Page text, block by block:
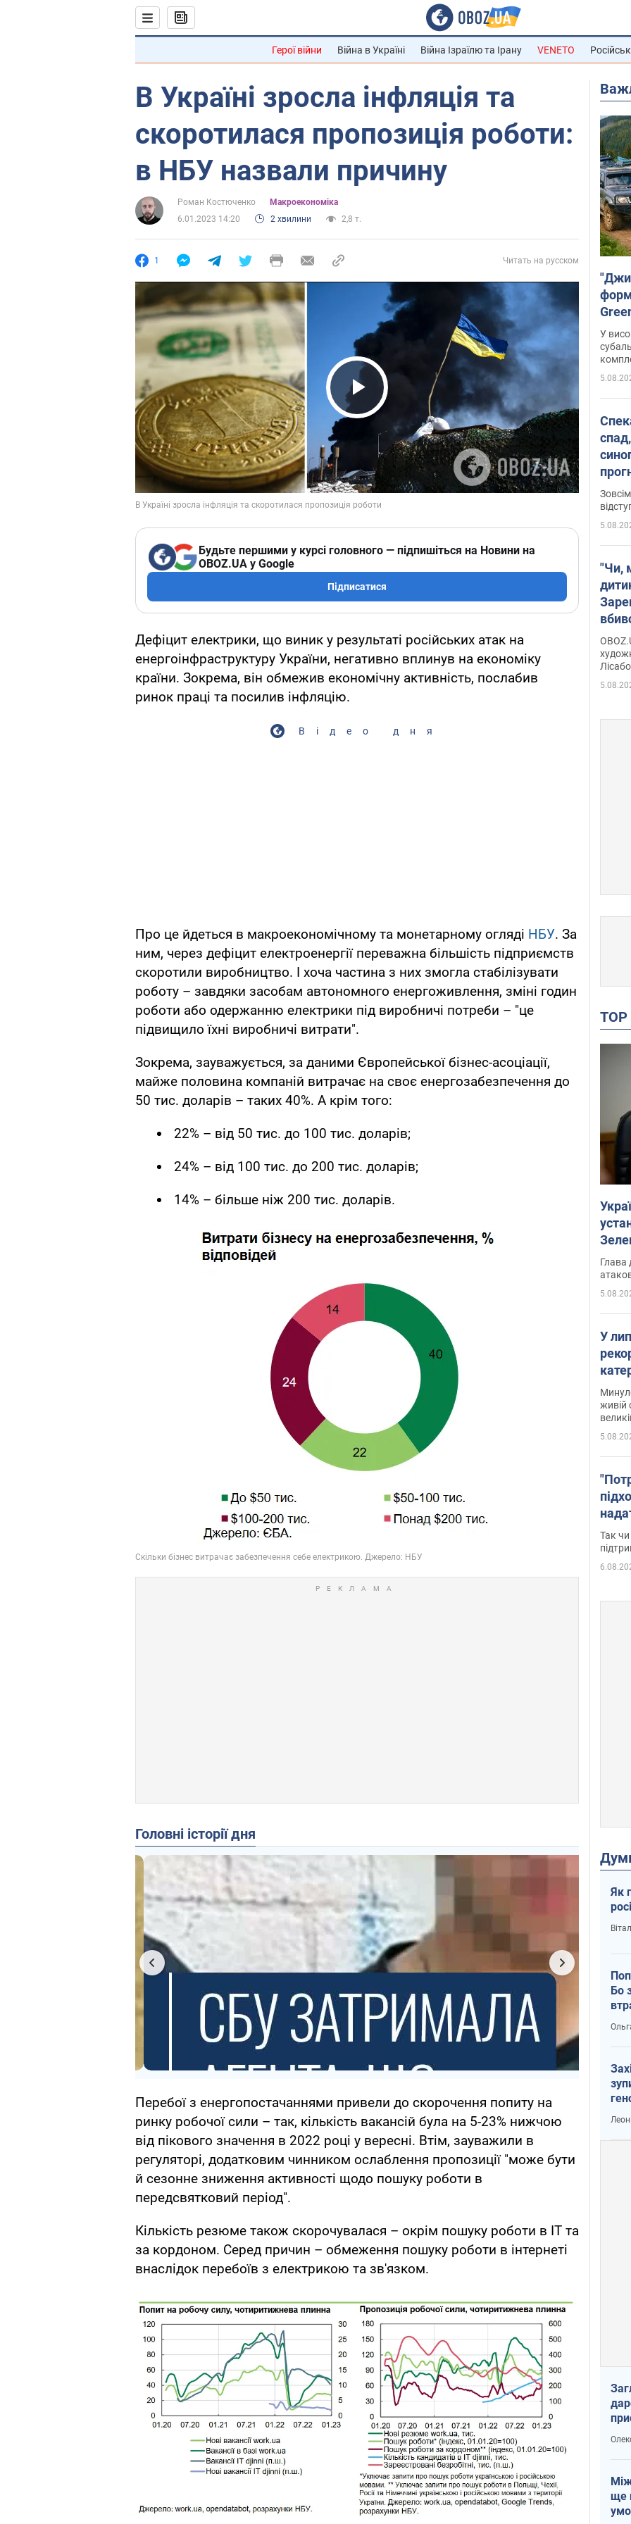
Герої війни Війна в Україні Війна Ізраїлю та Ірану VENETO
В Україні зросла інфляція та
скоротилася пропозиція роботи:
в НБУ назвали причину
Роман Костюченко
Mакроекономіка
6.01.2023 14:20
2 хвилини 2,8 т.
1 Читать на русском
Play Video
Будьте першими у курсі головного — підпишіться на Новини на
OBOZ.UA у Google
Підписатися
Дефіцит електрики, що виник у результаті російських атак на
енергоінфраструктуру України, негативно вплинув на економіку
країни. Зокрема, він обмежив економічну активність, послабив
ринок праці та посилив інфляцію.
Відео дня
Про це йдеться в макроекономічному та монетарному огляді НБУ. За
ним, через дефіцит електроенергії переважна більшість підприємств
скоротили виробництво. І хоча частина з них змогла стабілізувати
роботу – завдяки засобам автономного енергоживлення, зміні годин
роботи або одержанню електрики під виробничі потреби – "це
підвищило їхні виробничі витрати".
Зокрема, зауважується, за даними Європейської бізнес-асоціації,
майже половина компаній витрачає на своє енергозабезпечення до
50 тис. доларів – таких 40%. А крім того:
22% – від 50 тис. до 100 тис. доларів;
24% – від 100 тис. до 200 тис. доларів;
14% – більше ніж 200 тис. доларів.
Головні історії дня
Перебої з енергопостачаннями привели до скорочення попиту на
ринку робочої сили – так, кількість вакансій була на 5-23% нижчою
від пікового значення в 2022 році у вересні. Втім, зауважили в
регуляторі, додатковим чинником ослаблення пропозиції "може бути
й сезонне зниження активності щодо пошуку роботи в
передсвятковий період".
Кількість резюме також скорочувалася – окрім пошуку роботи в IT та
за кордоном. Серед причин – обмеження пошуку роботи в інтернеті
внаслідок перебоїв з електрикою та зв'язком.
У
"Чи,
в
Глава
У
живій
Так чи
Як
Бо
ще